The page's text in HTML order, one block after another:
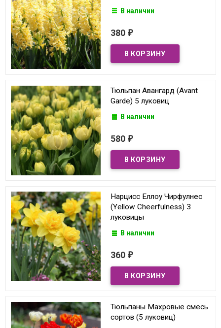
В наличии
380 ₽
Тюльпан Авангард (Avant
Garde) 5 луковиц
В наличии
580 ₽
Нарцисс Еллоу Чирфулнес
(Yellow Cheerfulness) 3
луковицы
В наличии
360 ₽
Тюльпаны Махровые смесь
сортов (5 луковиц)